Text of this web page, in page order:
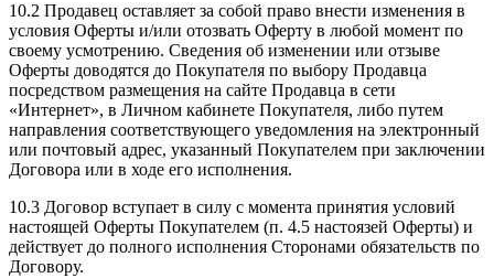
10.2 Продавец оставляет за собой право внести изменения в
условия Оферты и/или отозвать Оферту в любой момент по
своему усмотрению. Сведения об изменении или отзыве
Оферты доводятся до Покупателя по выбору Продавца
посредством размещения на сайте Продавца в сети
«Интернет», в Личном кабинете Покупателя, либо путем
направления соответствующего уведомления на электронный
или почтовый адрес, указанный Покупателем при заключении
Договора или в ходе его исполнения.
10.3 Договор вступает в силу с момента принятия условий
настоящей Оферты Покупателем (п. 4.5 настоязей Оферты) и
действует до полного исполнения Сторонами обязательств по
Договору.